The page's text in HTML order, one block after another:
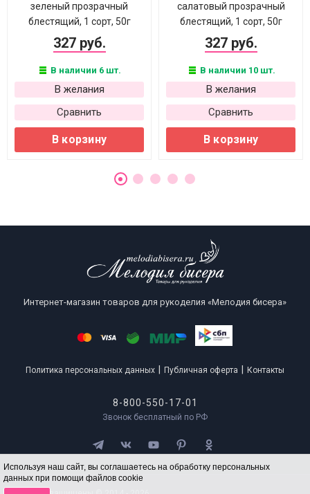
Используя наш сайт, вы соглашаетесь на обработку персональных
данных при помощи файлов cookie
зеленый прозрачный
блестящий, 1 сорт, 50г
327 руб.
В наличии 6 шт.
В желания
Сравнить
В корзину
салатовый прозрачный
блестящий, 1 сорт, 50г
327 руб.
В наличии 10 шт.
В желания
Сравнить
В корзину
Интернет-магазин товаров для рукоделия «Мелодия бисера»
Политика персональных данных Публичная оферта Контакты
8-800-550-17-01
Звонок бесплатный по РФ